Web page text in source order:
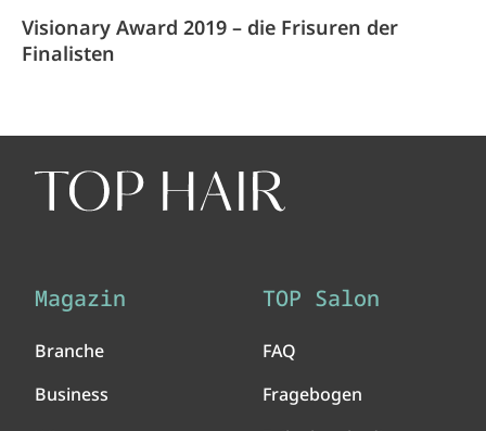
Visionary Award 2019 – die Frisuren der
Finalisten
Magazin
Branche
Business
TOP Salon
FAQ
Fragebogen